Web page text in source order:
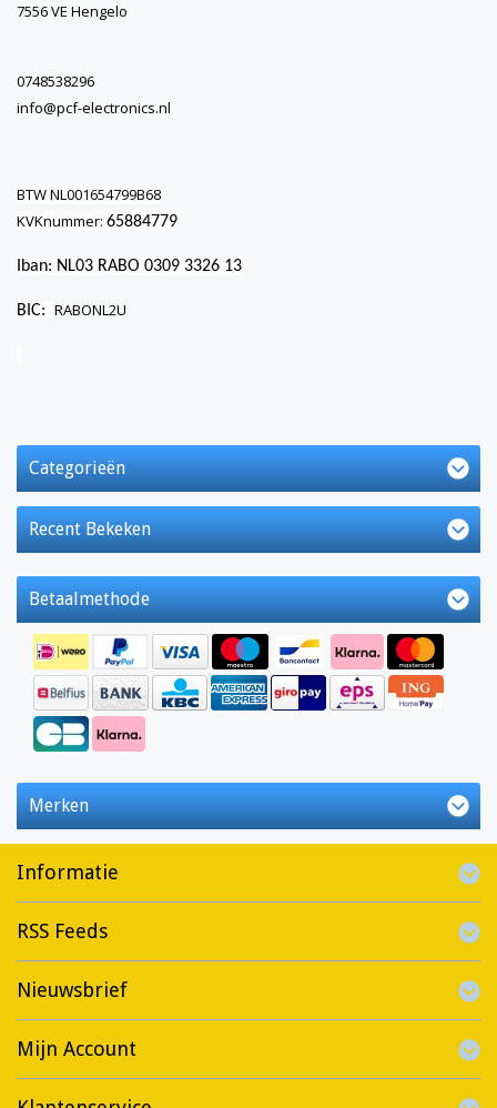
7556 VE Hengelo
0748538296
info@pcf-electronics.nl
BTWNL001654799B68
KVKnummer: 65884779
Iban: NL03 RABO 0309 3326 13
BIC: RABONL2U
Categorieën
Recent Bekeken
Betaalmethode
Merken
Informatie
RSS Feeds
Nieuwsbrief
Mijn Account